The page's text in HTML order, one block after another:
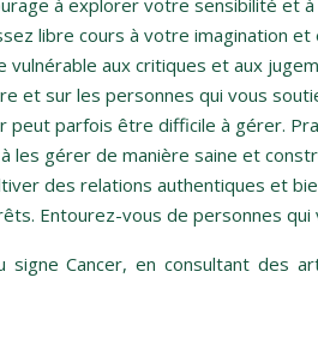
à explorer votre sensibilité
libre cours à votre imagination
vulnérable aux critiques et aux
et sur les personnes qui vous
peut parfois être difficile à gérer.
les gérer de manière saine et
des relations authentiques et
Entourez-vous de personnes
signe Cancer, en consultant des